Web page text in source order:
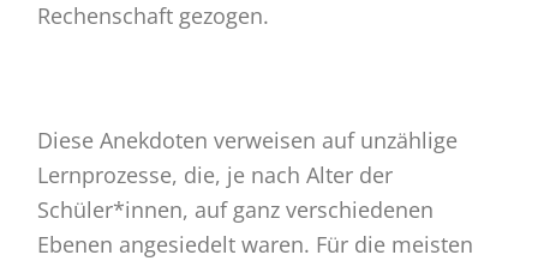
Rechenschaft gezogen.
Diese Anekdoten verweisen auf unzählige
Lernprozesse, die, je nach Alter der
Schüler*innen, auf ganz verschiedenen
Ebenen angesiedelt waren. Für die meisten